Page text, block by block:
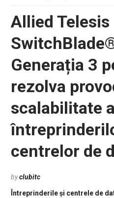
Allied Telesis
Generația 3
rezolva
scalabilitate
centrelor de
byclubitc
Întreprinderile și centrele de